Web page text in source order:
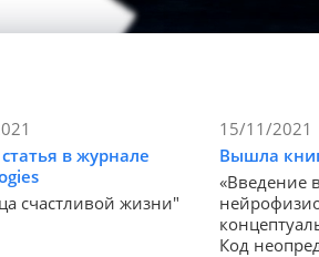
в журнале
счастливой жизни"
15/11/2021
Вышла
«Введение в
Код